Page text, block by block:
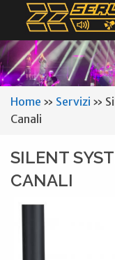
Home » Servizi »
Canali
SILENT
CANALI